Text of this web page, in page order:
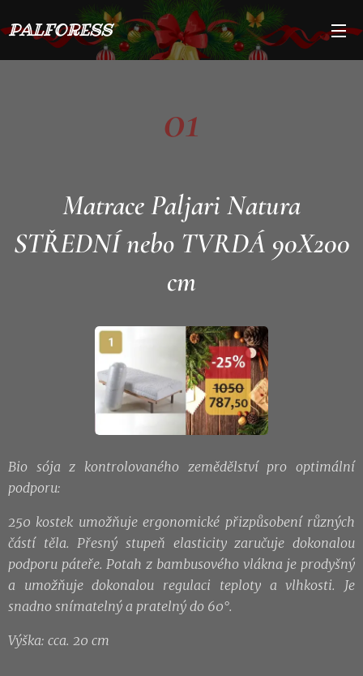
PALFORESS
01
Matrace Paljari Natura
STŘEDNÍ nebo TVRDÁ 90X200
cm
Bio sója z kontrolovaného zemědělství pro optimální
podporu:
250 kostek umožňuje ergonomické přizpůsobení různých
částí těla. Přesný stupeň elasticity zaručuje dokonalou
podporu páteře. Potah z bambusového vlákna je prodyšný
a umožňuje dokonalou regulaci teploty a vlhkosti. Je
snadno snímatelný a pratelný do 60°.
Výška: cca. 20 cm